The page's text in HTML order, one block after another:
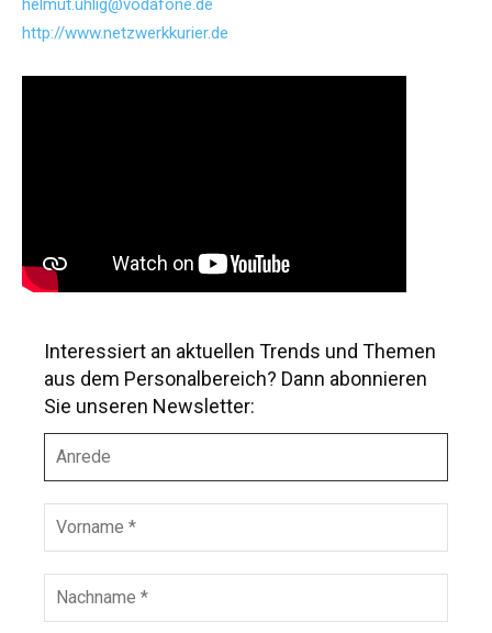
helmut.uhlig@vodafone.de
http://www.netzwerkkurier.de
Interessiert an aktuellen Trends und Themen
aus dem Personalbereich? Dann abonnieren
Sie unseren Newsletter:
r
e
e
r
n
m
c